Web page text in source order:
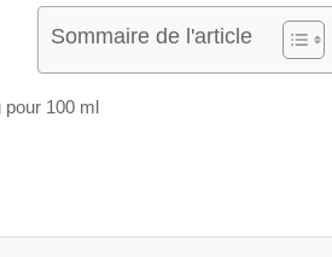
Sommaire de l'article
pour 100 ml